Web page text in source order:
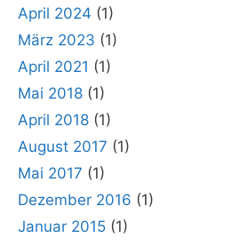
April 2024 (1)
März 2023 (1)
April 2021 (1)
Mai 2018 (1)
April 2018 (1)
August 2017 (1)
Mai 2017 (1)
Dezember 2016 (1)
Januar 2015 (1)